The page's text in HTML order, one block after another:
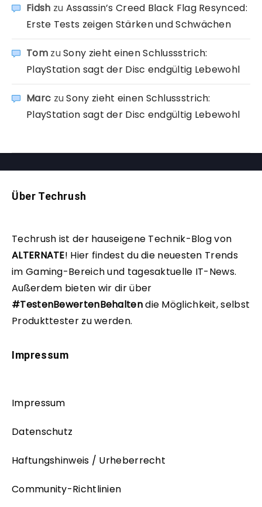
Fidsh zu Assassin’s Creed Black Flag Resynced:
Erste Tests zeigen Stärken und Schwächen
TomzuSony zieht einen Schlussstrich:
PlayStation sagt der Disc endgültig Lebewohl
Marc zuSony zieht einen Schlussstrich:
PlayStation sagt der Disc endgültig Lebewohl
Über Techrush
Techrush ist der hauseigene Technik-Blog von
ALTERNATE! Hier findest du die neuesten Trends
im Gaming-Bereich und tagesaktuelle IT-News.
Außerdem bieten wir dir über
#TestenBewertenBehaltendie Möglichkeit, selbst
Produkttester zu werden.
Impressum
Impressum
Datenschutz
Haftungshinweis / Urheberrecht
Community-Richtlinien